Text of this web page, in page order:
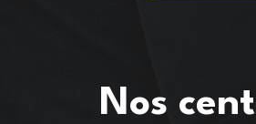
Nos